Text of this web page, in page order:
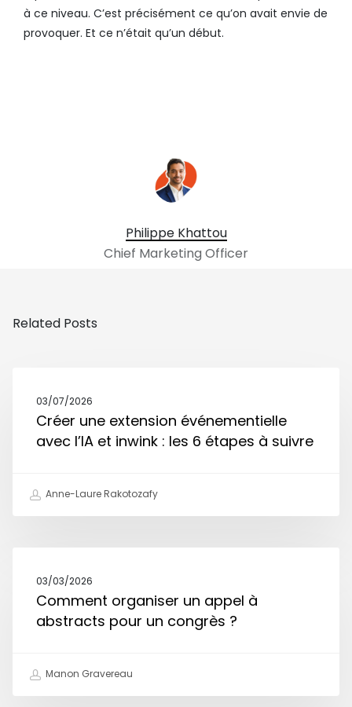
à ce niveau. C’est précisément ce qu’on avait envie de
provoquer. Et ce n’était qu’un début.
Philippe Khattou
Chief Marketing Officer
Related Posts
03/07/2026
Créer une extension événementielle
avec l’IA et inwink : les 6 étapes à suivre
Anne-Laure Rakotozafy
03/03/2026
Comment organiser un appel à
abstracts pour un congrès ?
Manon Gravereau